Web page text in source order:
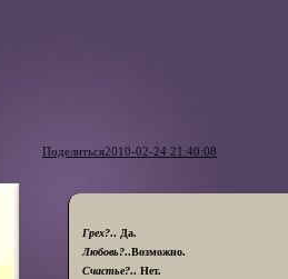
Поделиться2010-02-24 21:40:08
Грех?.. Да.
Любовь?..Возможно.
Счастье?.. Нет.